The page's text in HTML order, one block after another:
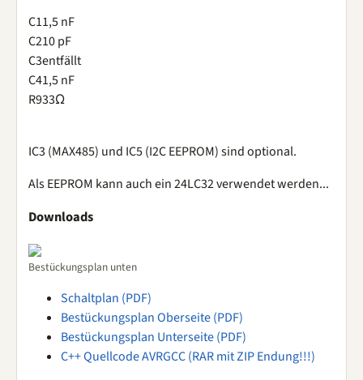
C11,5 nF
C210 pF
C3entfällt
C41,5 nF
R933Ω
IC3 (MAX485) und IC5 (I2C EEPROM) sind optional.
Als EEPROM kann auch ein 24LC32 verwendet werden...
Downloads
Bestückungsplan unten
Schaltplan (PDF)
Bestückungsplan Oberseite (PDF)
Bestückungsplan Unterseite (PDF)
C++ Quellcode AVRGCC (RAR mit ZIP Endung!!!)